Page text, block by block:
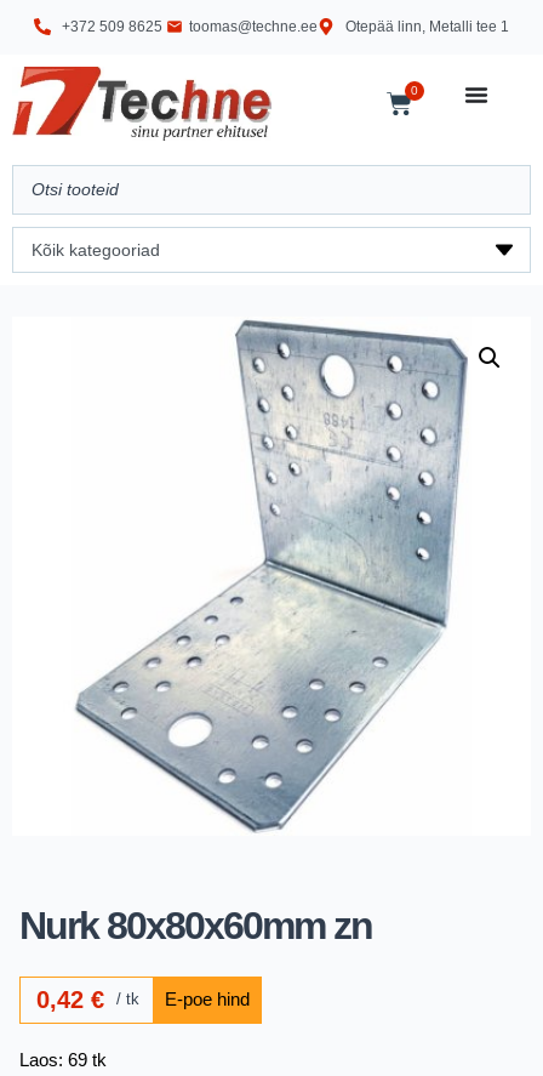
+372 509 8625 toomas@techne.ee Otepää linn, Metalli tee 1
0
Nurk 80x80x60mm zn
0,42€ tk
Laos: 69 tk